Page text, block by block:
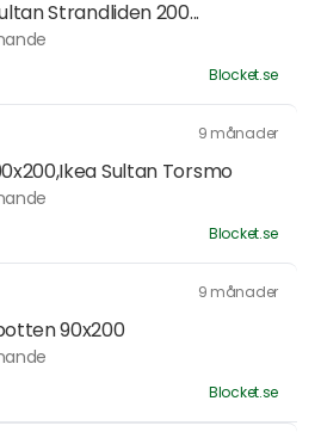
Strandliden 200...
Blocket.se
9 månader
Sultan Torsmo
Blocket.se
9 månader
90x200
Blocket.se